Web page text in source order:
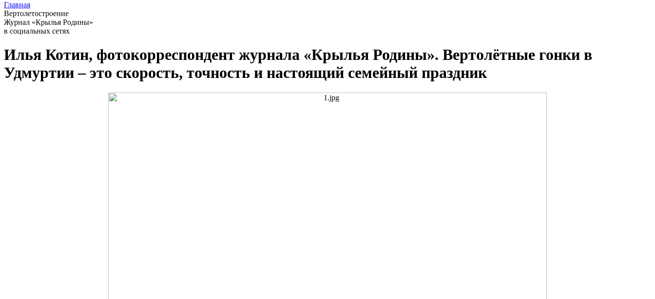
Главная
Вертолетостроение
Журнал «Крылья Родины»
в социальных сетях
Илья Котин, фотокорреспондент журнала «Крылья Родины». Вертолётные гонки в
Удмуртии – это скорость, точность и настоящий семейный праздник